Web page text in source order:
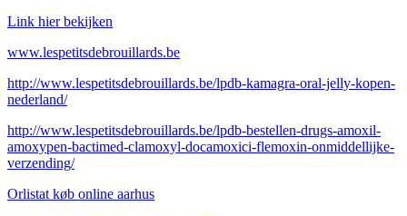
Link hier bekijken
www.lespetitsdebrouillards.be
http://www.lespetitsdebrouillards.be/lpdb-kamagra-oral-jelly-kopen-
nederland/
http://www.lespetitsdebrouillards.be/lpdb-bestellen-drugs-amoxil-
amoxypen-bactimed-clamoxyl-docamoxici-flemoxin-onmiddellijke-
verzending/
Orlistat køb online aarhus